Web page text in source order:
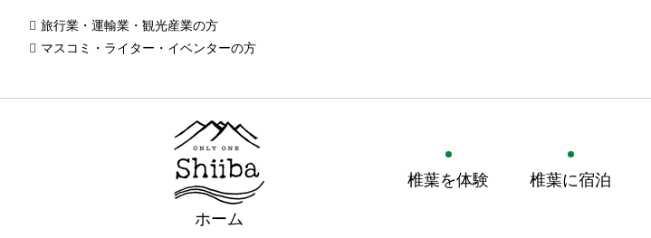
旅行業・運輸業・観光産業の方
マスコミ・ライター・イベンターの方
ホーム
椎葉を体験 椎葉に宿泊